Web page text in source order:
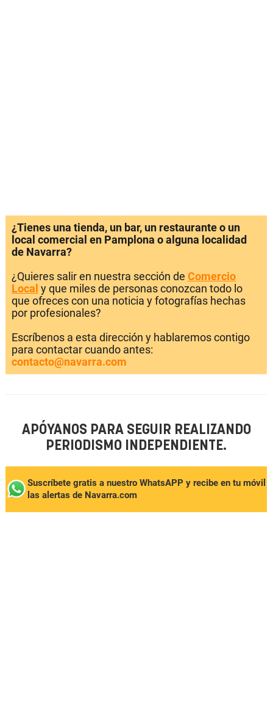
¿Tienes una tienda, un bar, un restaurante o un
local comercial en Pamplona o alguna localidad
de Navarra?
¿Quieres salir en nuestra sección de Comercio
Local y que miles de personas conozcan todo lo
que ofreces con una noticia y fotografías hechas
por profesionales?
Escríbenos a esta dirección y hablaremos contigo
para contactar cuando antes:
contacto@navarra.com
APÓYANOS PARA SEGUIR REALIZANDO
PERIODISMO INDEPENDIENTE.
Suscríbete gratis a nuestro WhatsAPP y recibe en tu móvil
las alertas de Navarra.com